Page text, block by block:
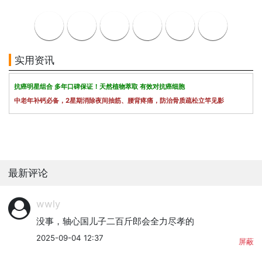
实用资讯
抗癌明星组合 多年口碑保证！天然植物萃取 有效对抗癌细胞
中老年补钙必备，2星期消除夜间抽筋、腰背疼痛，防治骨质疏松立竿见影
最新评论
wwly
没事，轴心国儿子二百斤郎会全力尽孝的
2025-09-04 12:37 屏蔽